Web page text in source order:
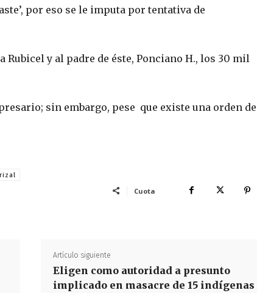
por eso se le imputa por tentativa de
Rubicel y al padre de éste, Ponciano H., los 30 mil
sin embargo, pese que existe una orden de
Cuota
Artículo siguiente
Eligen como autoridad a presunto
implicado en masacre de 15 indígenas